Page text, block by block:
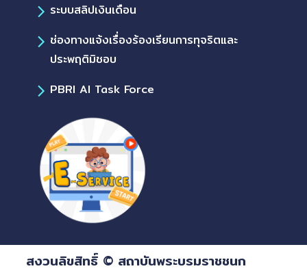
ระบบสลิปเงินเดือน
ช่องทางแจ้งเรื่องร้องเรียนการทุจริตและ
ประพฤติมิชอบ
PBRI AI Task Force
สงวนลิขสิทธิ์ © สถาบันพระบรมราชชนก